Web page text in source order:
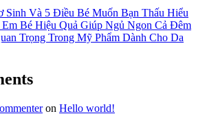
Sinh Và 5 Điều Bé Muốn Bạn Thấu Hiểu
Bé Hiệu Quả Giúp Ngủ Ngon Cả Đêm
Trọng Trong Mỹ Phẩm Dành Cho Da
on Hello world!